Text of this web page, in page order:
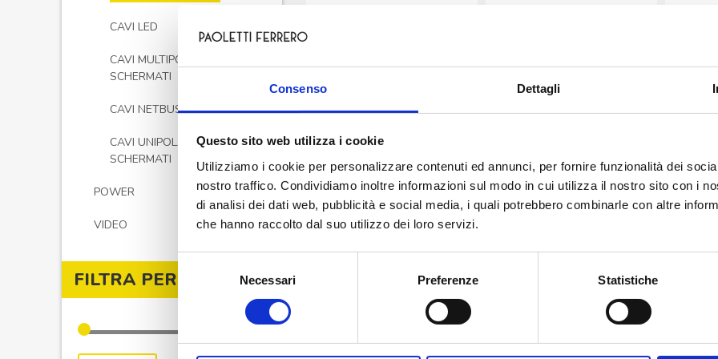
Consenso Dettagli
Questo sito web utilizza i cookie
Utilizziamo i cookie per personalizzare contenuti ed annunci, per fornire funzionalità dei
nostro traffico. Condividiamo inoltre informazioni sul modo in cui utilizza il nostro sito con i
di analisi dei dati web, pubblicità e social media, i quali potrebbero combinarle con altre
che hanno raccolto dal suo utilizzo dei loro servizi.
Selezione
consenso
Necessari Preferenze Statistiche
CAVI LED
CAVI MULTIPOLARI NON
SCHERMATI
CAVI NETBUS
CAVI UNIPOLARI NON
SCHERMATI
POWER
VIDEO
FILTRA PER PREZZO
€2,07
-
TASKER
CAVO
C154
MT.
+
Aggiungi
-
TASKER
CAVO
MT.
+
TASKER CAVO C156
H05VV-F 3×1,50 NERO –
BOB. MT. 100
TASKER CAVO C157
H05VV-F sez.3×2,50
BIANCO – BOB. MT. 100